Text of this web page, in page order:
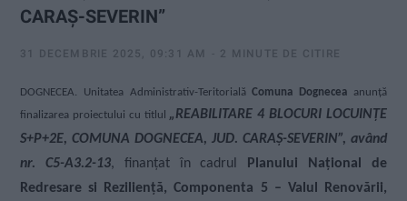
CARAȘ-SEVERIN”
31 DECEMBRIE 2025, 09:31 AM 2 MINUTE DE CITIRE
DOGNECEA. Unitatea Administrativ-TeritorialăComuna Dognecea anunță
finalizarea proiectului cu titlul „REABILITARE 4 BLOCURI LOCUINȚE
S+P+2E, COMUNA DOGNECEA, JUD. CARAȘ-SEVERIN”, având
nr. C5-A3.2-13, finanțat în cadrul Planului Național de
Redresare si Reziliență, Componenta 5 – Valul Renovării,